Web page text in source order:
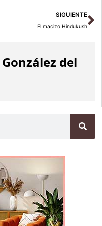
SIGUIENTE
El macizo Hindukush
del